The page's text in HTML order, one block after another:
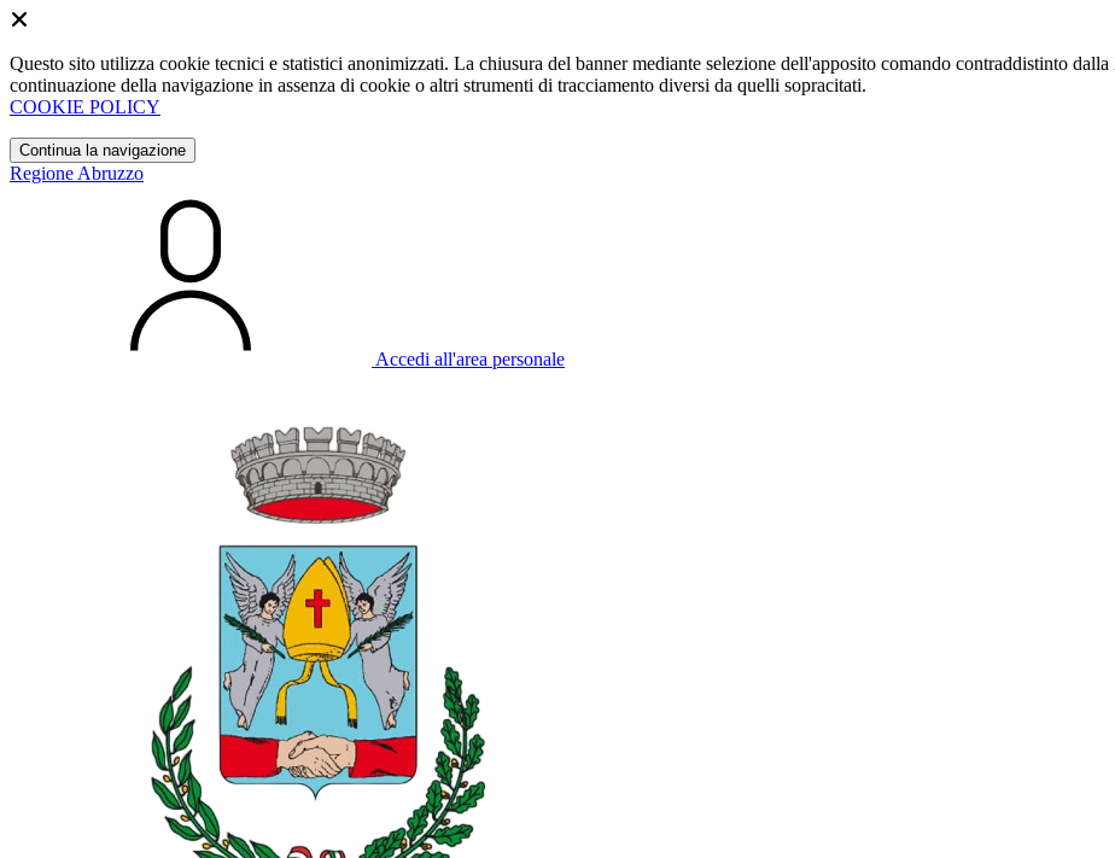
Questo sito utilizza cookie tecnici e statistici anonimizzati. La chiusura del banner mediante selezione dell'apposito comando contraddistinto
continuazione della navigazione in assenza di cookie o altri strumenti di tracciamento diversi da quelli sopracitati.
COOKIE POLICY
Continua la navigazione
Regione Abruzzo
Accedi all'area personale